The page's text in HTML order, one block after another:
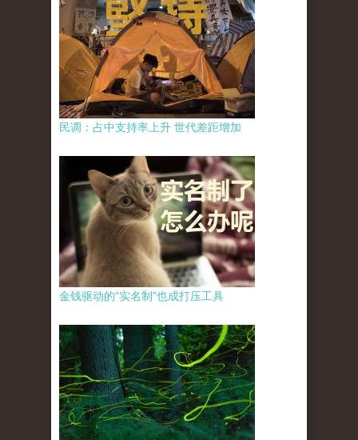
民调：占中支持率上升 世代差距增加
金钱驱动的“实名制”也成打压工具